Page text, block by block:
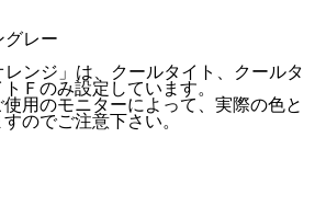
レー
ンジ」は、クールタイト、クールタ
Ｆのみ設定しています。
用のモニターによって、実際の色と
のでご注意下さい。